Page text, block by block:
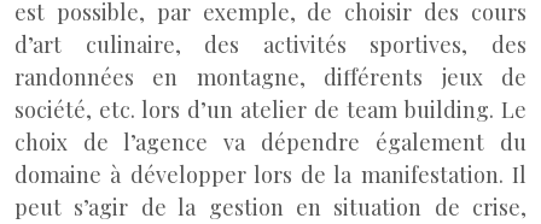
est possible, par exemple, de choisir des cours
d’art culinaire, des activités sportives, des
randonnées en montagne, différents jeux de
société, etc. lors d’un atelier de team building. Le
choix de l’agence va dépendre également du
domaine à développer lors de la manifestation. Il
peut s’agir de la gestion en situation de crise,